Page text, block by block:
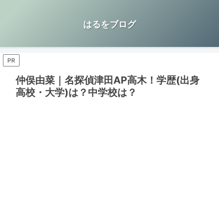
はるをブログ
PR
仲俣由菜｜名探偵津田AP高木！学歴(出身
高校・大学)は？中学校は？